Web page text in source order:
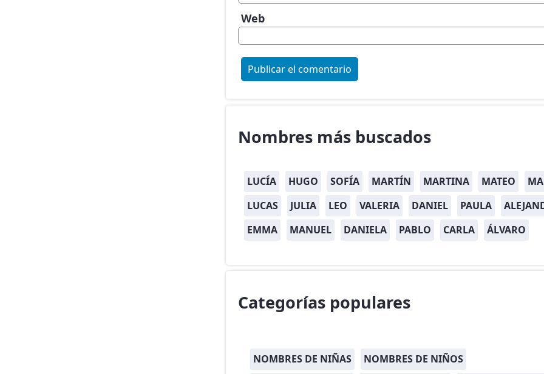
Web
Nombres más buscados
LUCÍA HUGO SOFÍA MARTÍN MARTINA MATEO
LUCAS
JULIA LEO VALERIA DANIEL PAULA
EMMA
MANUEL DANIELA PABLO CARLA ÁLVARO
Categorías populares
NOMBRES DE NIÑAS NOMBRES DE NIÑOS